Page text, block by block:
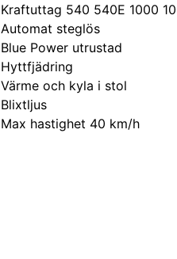
Kraftuttag 540 540E 1000
Automat steglös
Blue Power utrustad
Hyttfjädring
Värme och kyla i stol
Blixtljus